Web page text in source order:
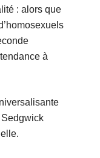
: alors que
à
Sedgwick